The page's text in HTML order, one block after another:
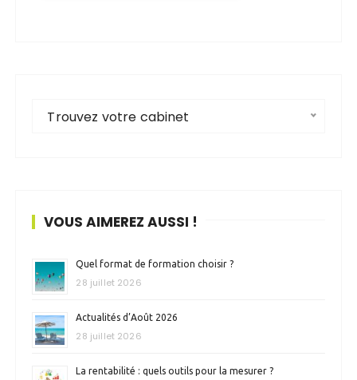
Trouvez votre cabinet
VOUS AIMEREZ AUSSI !
Quel format de formation choisir ?
28 juillet 2026
Actualités d’Août 2026
28 juillet 2026
La rentabilité : quels outils pour la mesurer ?